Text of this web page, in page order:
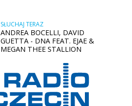
SŁUCHAJ TERAZ
ANDREA BOCELLI, DAVID
GUETTA - DNA FEAT. EJAE &
MEGAN THEE STALLION